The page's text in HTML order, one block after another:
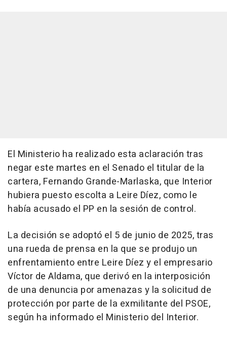
El Ministerio ha realizado esta aclaración tras
negar este martes en el Senado el titular de la
cartera, Fernando Grande-Marlaska, que Interior
hubiera puesto escolta a Leire Díez, como le
había acusado el PP en la sesión de control.
La decisión se adoptó el 5 de junio de 2025, tras
una rueda de prensa en la que se produjo un
enfrentamiento entre Leire Díez y el empresario
Víctor de Aldama, que derivó en la interposición
de una denuncia por amenazas y la solicitud de
protección por parte de la exmilitante del PSOE,
según ha informado el Ministerio del Interior.